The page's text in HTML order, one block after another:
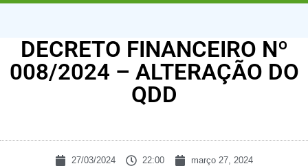
DECRETO FINANCEIRO Nº
008/2024 – ALTERAÇÃO DO
QDD
27/03/2024 22:00 março 27, 2024